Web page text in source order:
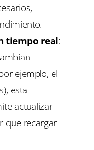
tiempo real:
ejemplo, el
esta
actualizar
que recargar